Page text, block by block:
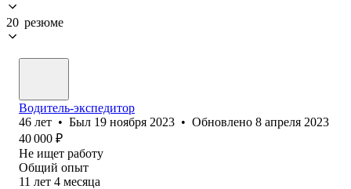
20 резюме
Водитель-экспедитор
46 лет • Был 19 ноября 2023 • Обновлено 8 апреля 2023
40 000 ₽
Не ищет работу
Общий опыт
11 лет 4 месяца